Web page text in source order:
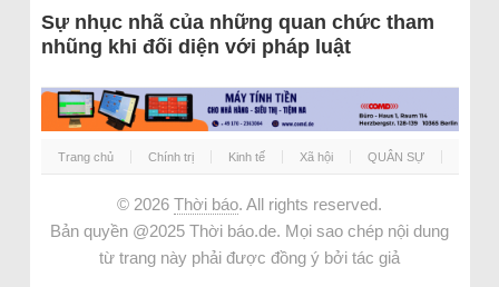
Sự nhục nhã của những quan chức tham
nhũng khi đối diện với pháp luật
Trang chủ Chính trị Kinh tế Xã hội QUÂN SỰ
© 2026 Thời báo. All rights reserved.
Bản quyền @2025 Thời báo.de. Mọi sao chép nội dung
từ trang này phải được đồng ý bởi tác giả